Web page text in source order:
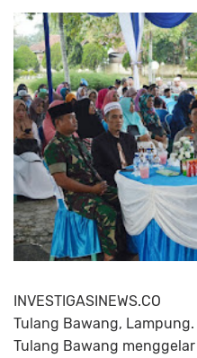
INVESTIGASINEWS.CO
Tulang Bawang,
Tulang Bawang